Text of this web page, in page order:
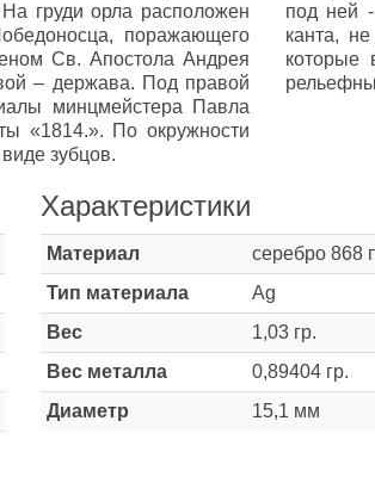
груди орла расположен
поражающего
Св. Апостола Андрея
– держава. Под правой
минцмейстера Павла
«1814.». По окружности
зубцов.
под ней -
канта,
которые
Характеристики
Материал
серебро 868
Тип материала
Ag
Вес
1,03 гр.
Вес металла
0,89404 гр.
Диаметр
15,1 мм